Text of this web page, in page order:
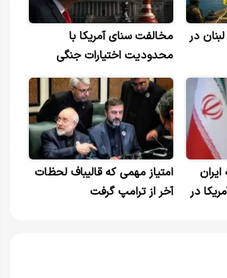
در
مخالفت سنای آمریکا با
محدودیت اختیارات جنگی
ترامپ در قبال ایران
در
امتیاز مهمی که قالیباف لحظات
آخر از ترامپ گرفت